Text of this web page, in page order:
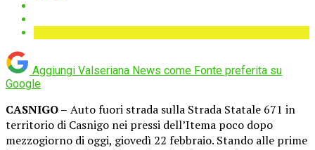
Aggiungi Valseriana News come Fonte preferita su
Google
CASNIGO – Auto fuori strada sulla Strada Statale 671 in
territorio di Casnigo nei pressi dell’Itema poco dopo
mezzogiorno di oggi, giovedì 22 febbraio. Stando alle prime